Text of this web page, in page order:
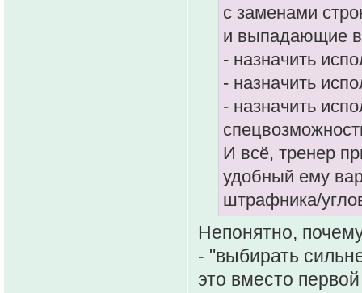
с заменами
и выпадающие
- назначить
- назначить
- назначить
И всё, тренер
удобный ему
штрафника/
Непонятно,
- "выбирать
это вместо